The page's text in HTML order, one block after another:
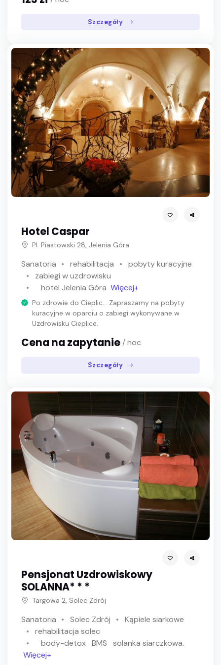
Szczegóły
Hotel Caspar
Pl. Piastowski 28, Jelenia Góra
Sanatoria rehabilitacja
pobyty kuracyjne
zabiegi w uzdrowisku
hotel Jelenia Góra Więcej+
Po zdrowie do Cieplic... Zapraszamy na pobyty
kuracyjne w oparciu o zabiegi wykonywane w
Uzdrowisku Cieplice.
Cena na zapytanie/ noc
Szczegóły
Pensjonat Uzdrowiskowy
SOLANNA* * *
Targowa 2, Solec Zdrój
Sanatoria Solec Zdrój
Kąpiele siarkowe
rehabilitacja solec
body-detox BMS
solanka siarczkowa.
Więcej+